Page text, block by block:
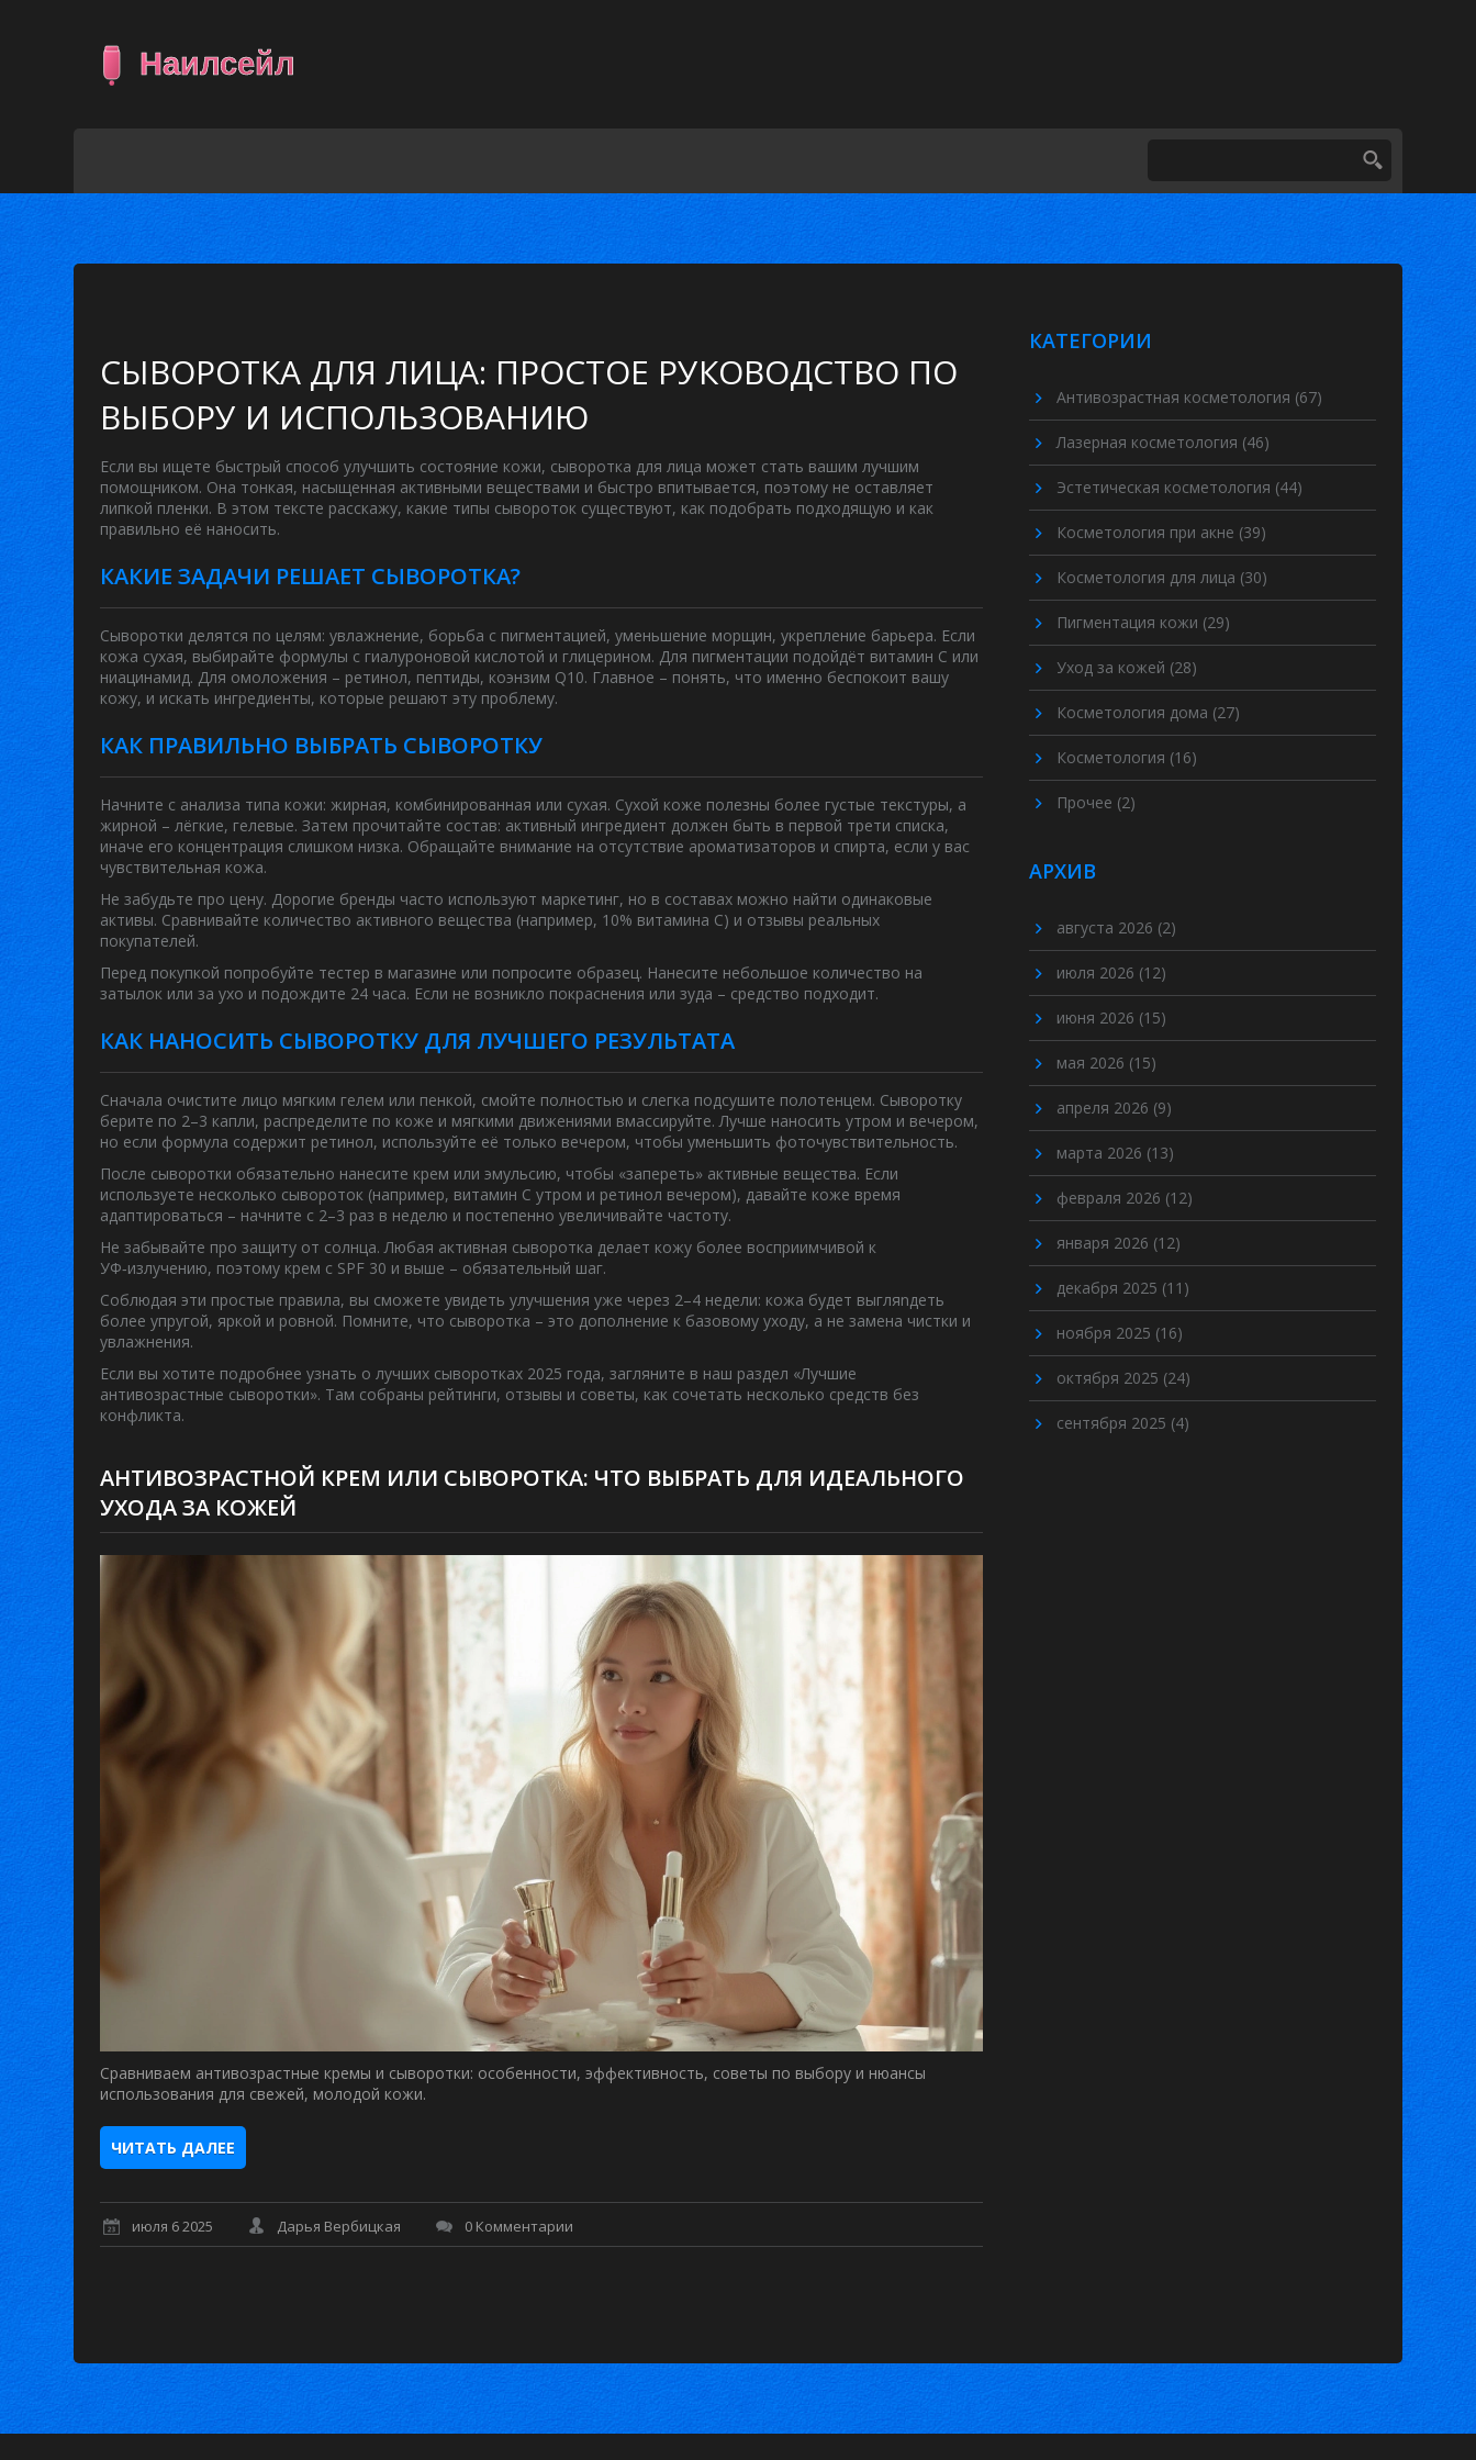
СЫВОРОТКА ДЛЯ ЛИЦА: ПРОСТОЕ РУКОВОДСТВО ПО
ВЫБОРУ И ИСПОЛЬЗОВАНИЮ
Если вы ищете быстрый способ улучшить состояние кожи, сыворотка для лица может стать вашим лучшим
помощником. Она тонкая, насыщенная активными веществами и быстро впитывается, поэтому не оставляет
липкой пленки. В этом тексте расскажу, какие типы сывороток существуют, как подобрать подходящую и как
правильно её наносить.
КАКИЕ ЗАДАЧИ РЕШАЕТ СЫВОРОТКА?
Сыворотки делятся по целям: увлажнение, борьба с пигментацией, уменьшение морщин, укрепление барьера. Если
кожа сухая, выбирайте формулы с гиалуроновой кислотой и глицерином. Для пигментации подойдёт витамин C или
ниацинамид. Для омоложения – ретинол, пептиды, коэнзим Q10. Главное – понять, что именно беспокоит вашу
кожу, и искать ингредиенты, которые решают эту проблему.
КАК ПРАВИЛЬНО ВЫБРАТЬ СЫВОРОТКУ
Начните с анализа типа кожи: жирная, комбинированная или сухая. Сухой коже полезны более густые текстуры, а
жирной – лёгкие, гелевые. Затем прочитайте состав: активный ингредиент должен быть в первой трети списка,
иначе его концентрация слишком низка. Обращайте внимание на отсутствие ароматизаторов и спирта, если у вас
чувствительная кожа.
Не забудьте про цену. Дорогие бренды часто используют маркетинг, но в составах можно найти одинаковые
активы. Сравнивайте количество активного вещества (например, 10% витамина C) и отзывы реальных
покупателей.
Перед покупкой попробуйте тестер в магазине или попросите образец. Нанесите небольшое количество на
затылок или за ухо и подождите 24 часа. Если не возникло покраснения или зуда – средство подходит.
КАК НАНОСИТЬ СЫВОРОТКУ ДЛЯ ЛУЧШЕГО РЕЗУЛЬТАТА
Сначала очистите лицо мягким гелем или пенкой, смойте полностью и слегка подсушите полотенцем. Сыворотку
берите по 2–3 капли, распределите по коже и мягкими движениями вмассируйте. Лучше наносить утром и вечером,
но если формула содержит ретинол, используйте её только вечером, чтобы уменьшить фоточувствительность.
После сыворотки обязательно нанесите крем или эмульсию, чтобы «запереть» активные вещества. Если
используете несколько сывороток (например, витамин C утром и ретинол вечером), давайте коже время
адаптироваться – начните с 2–3 раз в неделю и постепенно увеличивайте частоту.
Не забывайте про защиту от солнца. Любая активная сыворотка делает кожу более восприимчивой к
УФ‑излучению, поэтому крем с SPF 30 и выше – обязательный шаг.
Соблюдая эти простые правила, вы сможете увидеть улучшения уже через 2–4 недели: кожа будет выгляnдеть
более упругой, яркой и ровной. Помните, что сыворотка – это дополнение к базовому уходу, а не замена чистки и
увлажнения.
Если вы хотите подробнее узнать о лучших сыворотках 2025 года, загляните в наш раздел «Лучшие
антивозрастные сыворотки». Там собраны рейтинги, отзывы и советы, как сочетать несколько средств без
конфликта.
АНТИВОЗРАСТНОЙ КРЕМ ИЛИ СЫВОРОТКА: ЧТО ВЫБРАТЬ ДЛЯ ИДЕАЛЬНОГО
УХОДА ЗА КОЖЕЙ
Сравниваем антивозрастные кремы и сыворотки: особенности, эффективность, советы по выбору и нюансы
использования для свежей, молодой кожи.
ЧИТАТЬ ДАЛЕЕ
июля 6 2025 Дарья Вербицкая 0 Комментарии
КАТЕГОРИИ
Антивозрастная косметология (67)
Лазерная косметология (46)
Эстетическая косметология (44)
Косметология при акне (39)
Косметология для лица (30)
Пигментация кожи (29)
Уход за кожей (28)
Косметология дома (27)
Косметология (16)
Прочее (2)
АРХИВ
августа 2026 (2)
июля 2026 (12)
июня 2026 (15)
мая 2026 (15)
апреля 2026 (9)
марта 2026 (13)
февраля 2026 (12)
января 2026 (12)
декабря 2025 (11)
ноября 2025 (16)
октября 2025 (24)
сентября 2025 (4)